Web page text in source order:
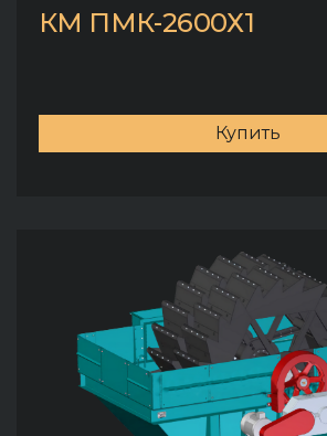
КМ ПМК-2600Х1
Купить